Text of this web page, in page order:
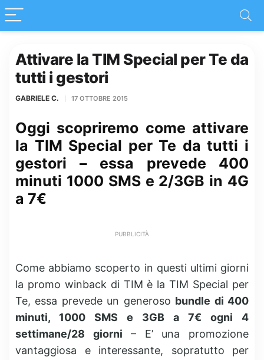
Attivare la TIM Special per Te da
tutti i gestori
GABRIELE C. 17 OTTOBRE 2015
Oggi scopriremo come attivare
la TIM Special per Te da tutti i
gestori – essa prevede 400
minuti 1000 SMS e 2/3GB in 4G
a 7€
PUBBLICITÀ
Come abbiamo scoperto in questi ultimi giorni
la promo winback di TIM è la TIM Special per
Te, essa prevede un generoso bundle di 400
minuti, 1000 SMS e 3GB a 7€ ogni 4
settimane/28 giorni – E’ una promozione
vantaggiosa e interessante, sopratutto per